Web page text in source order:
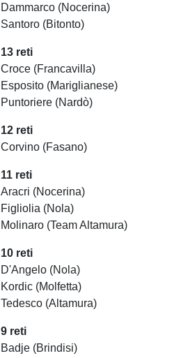
Dammarco (Nocerina)
Santoro (Bitonto)
13 reti
Croce (Francavilla)
Esposito (Mariglianese)
Puntoriere (Nardò)
12 reti
Corvino (Fasano)
11 reti
Aracri (Nocerina)
Figliolia (Nola)
Molinaro (Team Altamura)
10 reti
D'Angelo (Nola)
Kordic (Molfetta)
Tedesco (Altamura)
9 reti
Badje (Brindisi)